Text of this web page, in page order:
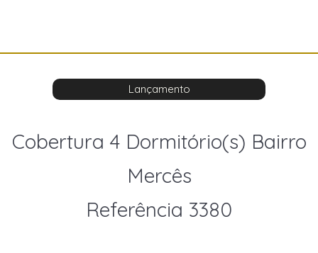
Lançamento
Cobertura 4 Dormitório(s) Bairro
Mercês
Referência 3380